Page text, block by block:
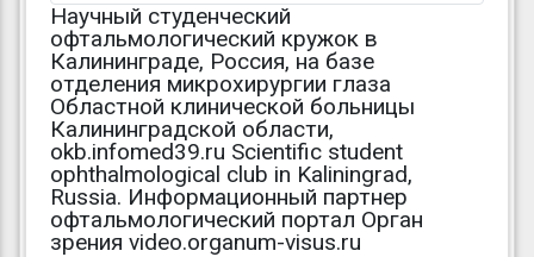
Научный студенческий
офтальмологический кружок в
Калининграде, Россия, на базе
отделения микрохирургии глаза
Областной клинической больницы
Калининградской области,
okb.infomed39.ru Scientific student
ophthalmological club in Kaliningrad,
Russia. Информационный партнер
офтальмологический портал Орган
зрения video.organum-visus.ru